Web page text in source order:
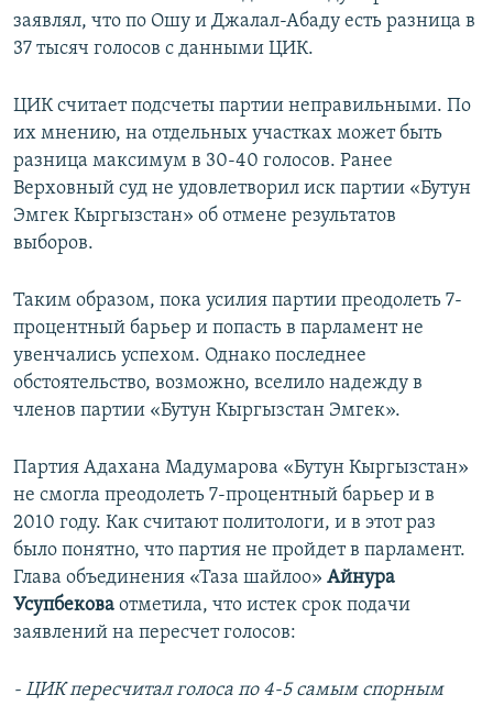
заявлял, что по Ошу и Джалал-Абаду есть разница в
37 тысяч голосов с данными ЦИК.
ЦИК считает подсчеты партии неправильными. По
их мнению, на отдельных участках может быть
разница максимум в 30-40 голосов. Ранее
Верховный суд не удовлетворил иск партии «Бутун
Эмгек Кыргызстан» об отмене результатов
выборов.
Таким образом, пока усилия партии преодолеть 7-
процентный барьер и попасть в парламент не
увенчались успехом. Однако последнее
обстоятельство, возможно, вселило надежду в
членов партии «Бутун Кыргызстан Эмгек».
Партия Адахана Мадумарова «Бутун Кыргызстан»
не смогла преодолеть 7-процентный барьер и в
2010 году. Как считают политологи, и в этот раз
было понятно, что партия не пройдет в парламент.
Глава объединения «Таза шайлоо» Айнура
Усупбекова отметила, что истек срок подачи
заявлений на пересчет голосов:
- ЦИК пересчитал голоса по 4-5самым спорным